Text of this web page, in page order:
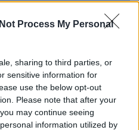
Process My Personal
sharing to third parties, or
sensitive information for
use the below opt-out
Please note that after your
may continue seeing
information utilized by
NÓRA #ILLÉS PÉTER
SZONJA